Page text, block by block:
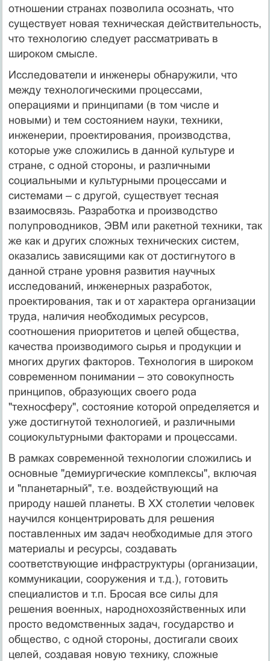
отношении странах позволила осознать, что
существует новая техническая действительность,
что технологию следует рассматривать в
широком смысле.
Исследователи и инженеры обнаружили, что
между технологическими процессами,
операциями и принципами (в том числе и
новыми) и тем состоянием науки, техники,
инженерии, проектирования, производства,
которые уже сложились в данной культуре и
стране, с одной стороны, и различными
социальными и культурными процессами и
системами – с другой, существует тесная
взаимосвязь. Разработка и производство
полупроводников, ЭВМ или ракетной техники, так
же как и других сложных технических систем,
оказались зависящими как от достигнутого в
данной стране уровня развития научных
исследований, инженерных разработок,
проектирования, так и от характера организации
труда, наличия необходимых ресурсов,
соотношения приоритетов и целей общества,
качества производимого сырья и продукции и
многих других факторов. Технология в широком
современном понимании – это совокупность
принципов, образующих своего рода
"техносферу", состояние которой определяется и
уже достигнутой технологией, и различными
социокультурными факторами и процессами.
В рамках современной технологии сложились и
основные "демиургические комплексы", включая
и "планетарный", т.е. воздействующий на
природу нашей планеты. В ХХ столетии человек
научился концентрировать для решения
поставленных им задач необходимые для этого
материалы и ресурсы, создавать
соответствующие инфраструктуры (организации,
коммуникации, сооружения и т.д.), готовить
специалистов и т.п. Бросая все силы для
решения военных, народнохозяйственных или
просто ведомственных задач, государство и
общество, с одной стороны, достигали своих
целей, создавая новую технику, сложные